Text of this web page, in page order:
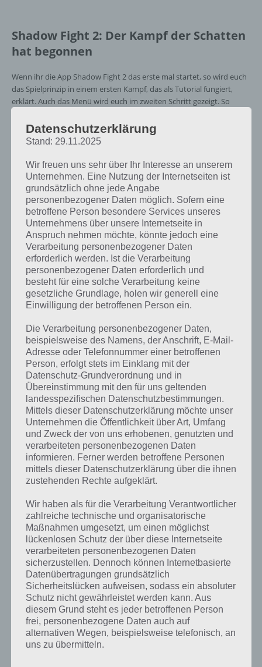
Shadow Fight 2: Der Kampf der Schatten
hat begonnen
Wenn ihr die App Shadow Fight 2 das erste mal startet, so wird euch
das Spielprinzip in einem ersten Kampf, das als Tutorial fungiert,
erklärt. Auch das Menü wird euch im zweiten Schritt gezeigt. So
Waffen investieren könnt.
Verfügung, sodass man sich für die richtige entscheiden muss.
Entsprechend werden die Kämpfe schnell eintönig, denn den
Unterschied zwischen den Waffen erkennt man kaum.
Einfache Steuerung, simples Spielprinzip
Shadow Fight 2 Screenshot – (c) Nekki
Shadow Fight
2 ist einfach.
Man muss halt
welchen
Schatten man
spielt. Mit dem
links legt man die Richtung fest, kann, drückt man nach oben, auch
den Gegner anspringen. Ziel des Spiels ist es, dass der Gegner
schneller zu Boden geht als man selbst.
Dazu sollte man den Gegner natürlich am Kopf treffen, was mehr
Schaden anrichtet. Auch Combos und mehr bringen dann mehr
Münzen ein.
Im nachfolgenden Video findet ihr einen Trailer zu Shadow Fight 2,
der zahlreiche Spielszenen beinhaltet. Dadurch könnt ihr euch vorab
einen guten Eindruck vom Spiel machen:
Datenschutzerklärung
Stand: 29.11.2025
Wir freuen uns sehr über Ihr Interesse an unserem
Unternehmen. Eine Nutzung der Internetseiten ist
grundsätzlich ohne jede Angabe
personenbezogener Daten möglich. Sofern eine
betroffene Person besondere Services unseres
Unternehmens über unsere Internetseite in
Anspruch nehmen möchte, könnte jedoch eine
Verarbeitung personenbezogener Daten
erforderlich werden. Ist die Verarbeitung
personenbezogener Daten erforderlich und
besteht für eine solche Verarbeitung keine
gesetzliche Grundlage, holen wir generell eine
Einwilligung der betroffenen Person ein.
Die Verarbeitung personenbezogener Daten,
beispielsweise des Namens, der Anschrift, E-Mail-
Adresse oder Telefonnummer einer betroffenen
Person, erfolgt stets im Einklang mit der
Datenschutz-Grundverordnung und in
Übereinstimmung mit den für uns geltenden
landesspezifischen Datenschutzbestimmungen.
Mittels dieser Datenschutzerklärung möchte unser
Unternehmen die Öffentlichkeit über Art, Umfang
und Zweck der von uns erhobenen, genutzten und
verarbeiteten personenbezogenen Daten
informieren. Ferner werden betroffene Personen
mittels dieser Datenschutzerklärung über die ihnen
zustehenden Rechte aufgeklärt.
Wir haben als für die Verarbeitung Verantwortlicher
zahlreiche technische und organisatorische
Maßnahmen umgesetzt, um einen möglichst
lückenlosen Schutz der über diese Internetseite
verarbeiteten personenbezogenen Daten
sicherzustellen. Dennoch können Internetbasierte
Datenübertragungen grundsätzlich
Sicherheitslücken aufweisen, sodass ein absoluter
Schutz nicht gewährleistet werden kann. Aus
diesem Grund steht es jeder betroffenen Person
frei, personenbezogene Daten auch auf
alternativen Wegen, beispielsweise telefonisch, an
uns zu übermitteln.